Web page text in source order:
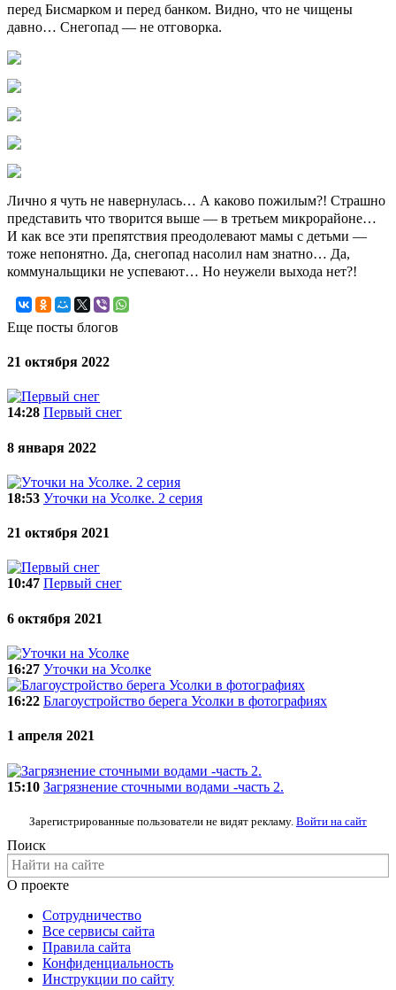
перед Бисмарком и перед банком. Видно, что не чищены
давно… Снегопад — не отговорка.
Лично я чуть не навернулась… А каково пожилым?! Страшно
представить что творится выше — в третьем микрорайоне…
И как все эти препятствия преодолевают мамы с детьми —
тоже непонятно. Да, снегопад насолил нам знатно… Да,
коммунальщики не успевают… Но неужели выхода нет?!
Еще посты блогов
21 октября 2022
14:28 Первый снег
8 января 2022
18:53 Уточки на Усолке. 2 серия
21 октября 2021
10:47 Первый снег
6 октября 2021
16:27 Уточки на Усолке
16:22 Благоустройство берега Усолки в фотографиях
1 апреля 2021
15:10 Загрязнение сточными водами -часть 2.
Зарегистрированные пользователи не видят рекламу. Войти на сайт
Поиск
О проекте
Сотрудничество
Все сервисы сайта
Правила сайта
Конфиденциальность
Инструкции по сайту